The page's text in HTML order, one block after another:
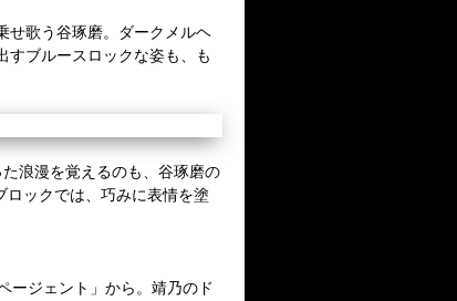
せ歌う谷琢磨。ダーク メルヘ
すブルースロックな姿も、も
浪漫を覚えるのも、谷琢磨の
ロックでは、巧みに表情を塗
ージェント」から。靖乃のド